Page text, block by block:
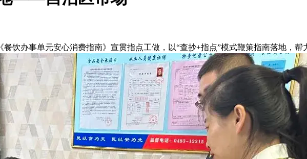
办事单元安心消费指南》宣贯指点工做，以“查抄+指点”模式鞭策指南落地，帮